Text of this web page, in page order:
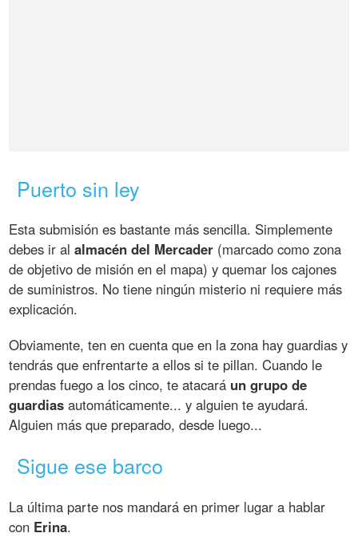
Puerto sin ley
Esta submisión es bastante más sencilla. Simplemente
debes ir alalmacén del Mercader (marcado como zona
de objetivo de misión en el mapa) y quemar los cajones
de suministros. No tiene ningún misterio ni requiere más
explicación.
Obviamente, ten en cuenta que en la zona hay guardias y
tendrás que enfrentarte a ellos si te pillan. Cuando le
prendas fuego a los cinco, te atacará un grupo de
guardias automáticamente... y alguien te ayudará.
Alguien más que preparado, desde luego...
Sigue ese barco
La última parte nos mandará en primer lugar a hablar
con Erina.